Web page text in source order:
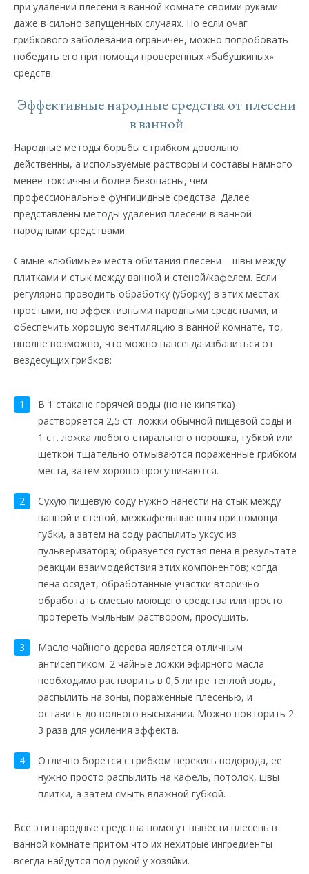
при удалении плесени в ванной комнате своими руками
даже в сильно запущенных случаях. Но если очаг
грибкового заболевания ограничен, можно попробовать
победить его при помощи проверенных «бабушкиных»
средств.
Эффективные народные средства от плесени
в ванной
Народные методы борьбы с грибком довольно
действенны, а используемые растворы и составы намного
менее токсичны и более безопасны, чем
профессиональные фунгицидные средства. Далее
представлены методы удаления плесени в ванной
народными средствами.
Самые «любимые» места обитания плесени – швы между
плитками и стык между ванной и стеной/кафелем. Если
регулярно проводить обработку (уборку) в этих местах
простыми, но эффективными народными средствами, и
обеспечить хорошую вентиляцию в ванной комнате, то,
вполне возможно, что можно навсегда избавиться от
вездесущих грибков:
В 1 стакане горячей воды (но не кипятка)
растворяется 2,5 ст. ложки обычной пищевой соды и
1 ст. ложка любого стирального порошка, губкой или
щеткой тщательно отмываются пораженные грибком
места, затем хорошо просушиваются.
Сухую пищевую соду нужно нанести на стык между
ванной и стеной, межкафельные швы при помощи
губки, а затем на соду распылить уксус из
пульверизатора; образуется густая пена в результате
реакции взаимодействия этих компонентов; когда
пена осядет, обработанные участки вторично
обработать смесью моющего средства или просто
протереть мыльным раствором, просушить.
Масло чайного дерева является отличным
антисептиком. 2 чайные ложки эфирного масла
необходимо растворить в 0,5 литре теплой воды,
распылить на зоны, пораженные плесенью, и
оставить до полного высыхания. Можно повторить 2-
3 раза для усиления эффекта.
Отлично борется с грибком перекись водорода, ее
нужно просто распылить на кафель, потолок, швы
плитки, а затем смыть влажной губкой.
Все эти народные средства помогут вывести плесень в
ванной комнате притом что их нехитрые ингредиенты
всегда найдутся под рукой у хозяйки.